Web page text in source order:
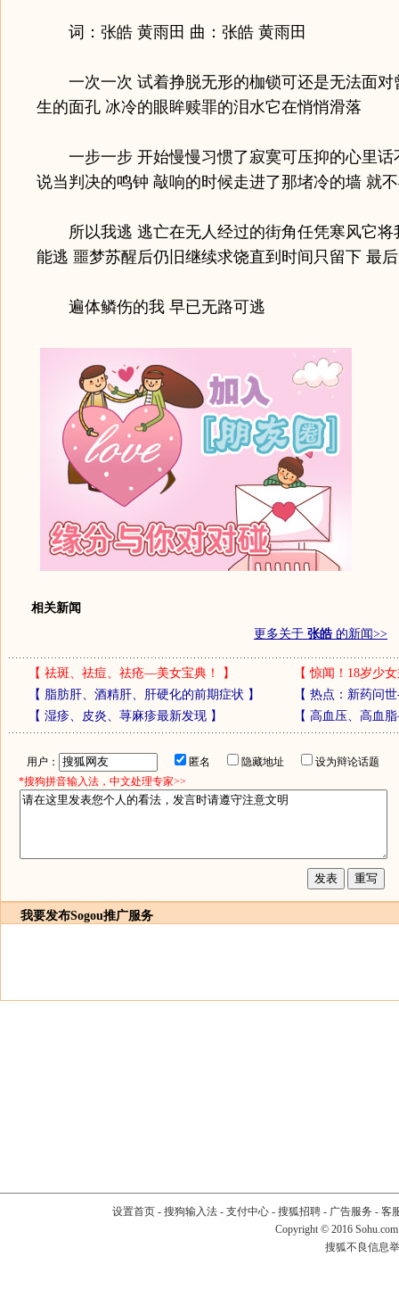
词：张皓 黄雨田 曲：张皓 黄雨田
一次一次 试着挣脱无形的枷锁可还是无法面对
生的面孔 冰冷的眼眸赎罪的泪水它在悄悄滑落
一步一步 开始慢慢习惯了寂寞可压抑的心里话
说当判决的鸣钟 敲响的时候走进了那堵冷的墙 就
所以我逃 逃亡在无人经过的街角任凭寒风它将
能逃 噩梦苏醒后仍旧继续求饶直到时间只留下 最
遍体鳞伤的我 早已无路可逃
相关新闻
更多关于 张皓的新闻>>
【 祛斑、祛痘、祛疮—美女宝典！ 】 【惊闻！18岁少
【 脂肪肝、酒精肝、肝硬化的前期症状 】 【 热点：新药问
【 湿疹、皮炎、荨麻疹最新发现】 【 高血压、高血
用户： 匿名 隐藏地址
设为辩论话题
*搜狗拼音输入法，中文处理专家>>
我要发布Sogou推广服务
设置首页- 搜狗输入法- 支付中心- 搜狐招聘- 广告服务 - 客
Copyright © 2016
搜狐不良信息